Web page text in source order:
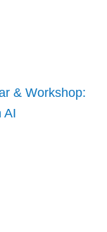
& Workshop:
AI